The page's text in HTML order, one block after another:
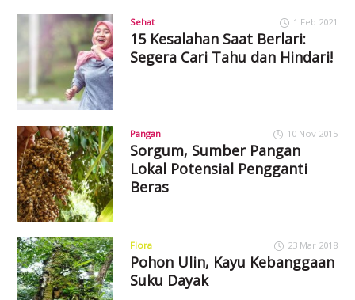
Sehat 1 Feb 2021
15 Kesalahan Saat Berlari:
Segera Cari Tahu dan Hindari!
Pangan 10 Nov 2015
Sorgum, Sumber Pangan
Lokal Potensial Pengganti
Beras
Flora 23 Mar 2018
Pohon Ulin, Kayu Kebanggaan
Suku Dayak